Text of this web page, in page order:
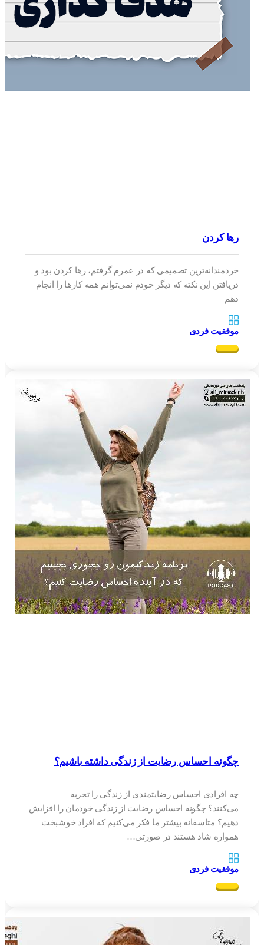
رها کردن
خردمندانه‌ترین تصمیمی که در عمرم گرفتم، رها کردن بود و
دریافتن این نکته که دیگر خودم نمی‌توانم همه کار‌ها را انجام
موفقیت فردی
چگونه احساس رضایت از زندگی داشته باشیم؟
چه افرادی احساس رضایتمندی از زندگی را تجربه
می‌کنند؟ چگونه احساس رضایت از زندگی خودمان را افزایش
دهیم؟ متاسفانه بیشتر ما فکر می‌کنیم که افراد خوشبخت
همواره شاد هستند در صورتی…
موفقیت فردی